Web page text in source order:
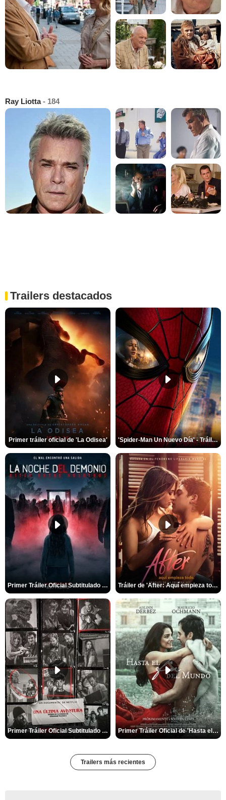
Ray Liotta- 184
Trailers destacados
Primer tráiler oficial de 'La Odisea' 'Spider-Man Un Nuevo Día' - Tráiler oficial subtitulado
Primer Tráiler Oficial Subtitulado de 'La Noche Del Demonio: Están Entre Nosotros' Tráiler de 'After: Aquí empieza todo'
Primer Tráiler Oficial Subtitulado de 'Una última aventura: Detrás de cámaras de Stranger Things 5' Primer Tráiler Oficial de 'Hasta el fin del mundo'
Trailers más recientes